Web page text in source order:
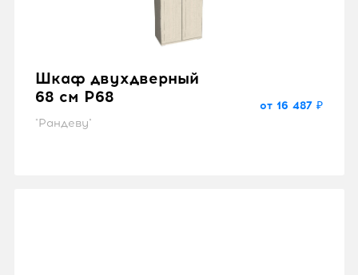
Шкаф двухдверный
68 см P68
"Рандеву"
от 16 487 ₽